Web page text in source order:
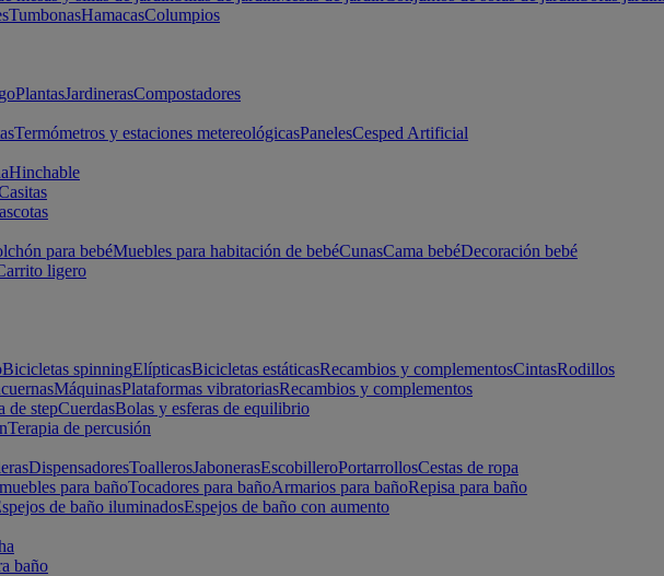
TumbonasHamacasColumpios
PlantasJardinerasCompostadores
Termómetros y estaciones metereológicasPanelesCesped Artificial
Hinchable
para bebéMuebles para habitación de bebéCunasCama bebéDecoración bebé
ligero
Bicicletas spinningElípticasBicicletas estáticasRecambios y complementosCintasRodillos
MáquinasPlataformas vibratoriasRecambios y complementos
de stepCuerdasBolas y esferas de equilibrio
Terapia de percusión
DispensadoresToallerosJabonerasEscobilleroPortarrollosCestas de ropa
para bañoTocadores para bañoArmarios para bañoRepisa para baño
de baño iluminadosEspejos de baño con aumento
baño